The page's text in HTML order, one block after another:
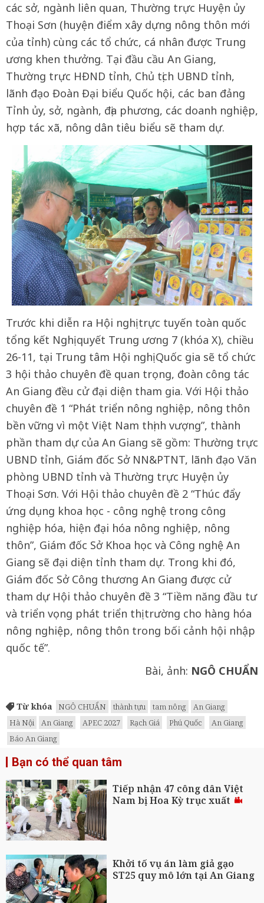
các sở, ngành liên quan, Thường trực Huyện ủy
Thoại Sơn (huyện điểm xây dựng nông thôn mới
của tỉnh) cùng các tổ chức, cá nhân được Trung
ương khen thưởng. Tại đầu cầu An Giang,
Thường trực HĐND tỉnh, Chủ tịch UBND tỉnh,
lãnh đạo Đoàn Đại biểu Quốc hội, các ban đảng
Tỉnh ủy, sở, ngành, địa phương, các doanh nghiệp,
hợp tác xã, nông dân tiêu biểu sẽ tham dự.
Trước khi diễn ra Hội nghị trực tuyến toàn quốc
tổng kết Nghị quyết Trung ương 7 (khóa X), chiều
26-11, tại Trung tâm Hội nghị Quốc gia sẽ tổ chức
3 hội thảo chuyên đề quan trọng, đoàn công tác
An Giang đều cử đại diện tham gia. Với Hội thảo
chuyên đề 1 “Phát triển nông nghiệp, nông thôn
bền vững vì một Việt Nam thịnh vượng”, thành
phần tham dự của An Giang sẽ gồm: Thường trực
UBND tỉnh, Giám đốc Sở NN&PTNT, lãnh đạo Văn
phòng UBND tỉnh và Thường trực Huyện ủy
Thoại Sơn. Với Hội thảo chuyên đề 2 “Thúc đẩy
ứng dụng khoa học - công nghệ trong công
nghiệp hóa, hiện đại hóa nông nghiệp, nông
thôn”, Giám đốc Sở Khoa học và Công nghệ An
Giang sẽ đại diện tỉnh tham dự. Trong khi đó,
Giám đốc Sở Công thương An Giang được cử
tham dự Hội thảo chuyên đề 3 “Tiềm năng đầu tư
và triển vọng phát triển thị trường cho hàng hóa
nông nghiệp, nông thôn trong bối cảnh hội nhập
quốc tế”.
Bài, ảnh: NGÔ CHUẨN
Từ khóa NGÔ CHUẨN thành tựu tam nông
An Giang
Hà Nội
An Giang APEC 2027 Rạch Giá Phú Quốc
An Giang
Báo An Giang
Bạn có thể quan tâm
Tiếp nhận 47 công dân Việt
Nam bị Hoa Kỳ trục xuất
Khởi tố vụ án làm giả gạo
ST25 quy mô lớn tại An Giang